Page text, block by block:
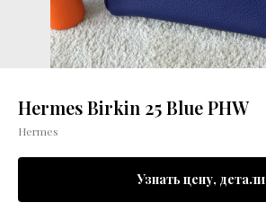
Hermes Birkin 25 Blue PHW
Hermes
Узнать цену, детали